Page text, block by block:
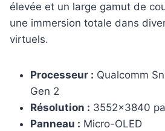
élevée et un large gamut de
une immersion totale dans
virtuels.
Processeur : Qualcomm
Gen 2
Résolution : 3552×3840
Panneau : Micro-OLED